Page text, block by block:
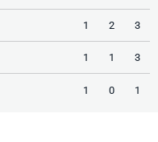
1 2 3
1 1 3
1 0 1